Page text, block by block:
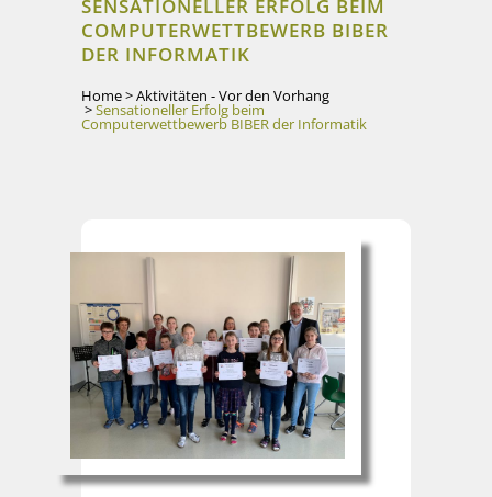
SENSATIONELLER ERFOLG BEIM
COMPUTERWETTBEWERB BIBER
DER INFORMATIK
Home>Aktivitäten - Vor den Vorhang
>Sensationeller Erfolg beim
Computerwettbewerb BIBER der Informatik